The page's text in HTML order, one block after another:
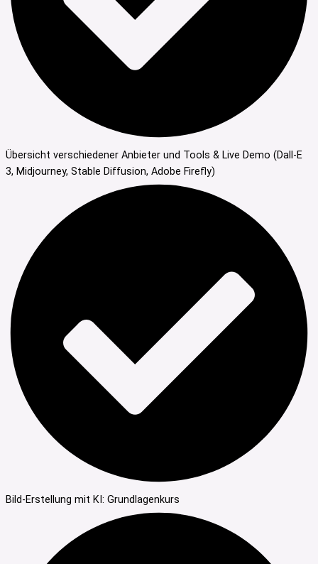
Übersicht verschiedener Anbieter und Tools & Live Demo (Dall-E
3, Midjourney, Stable Diffusion, Adobe Firefly)
Bild-Erstellung mit KI: Grundlagenkurs